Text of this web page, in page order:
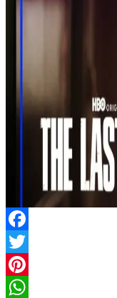
Facebook
Twitter
Pinterest